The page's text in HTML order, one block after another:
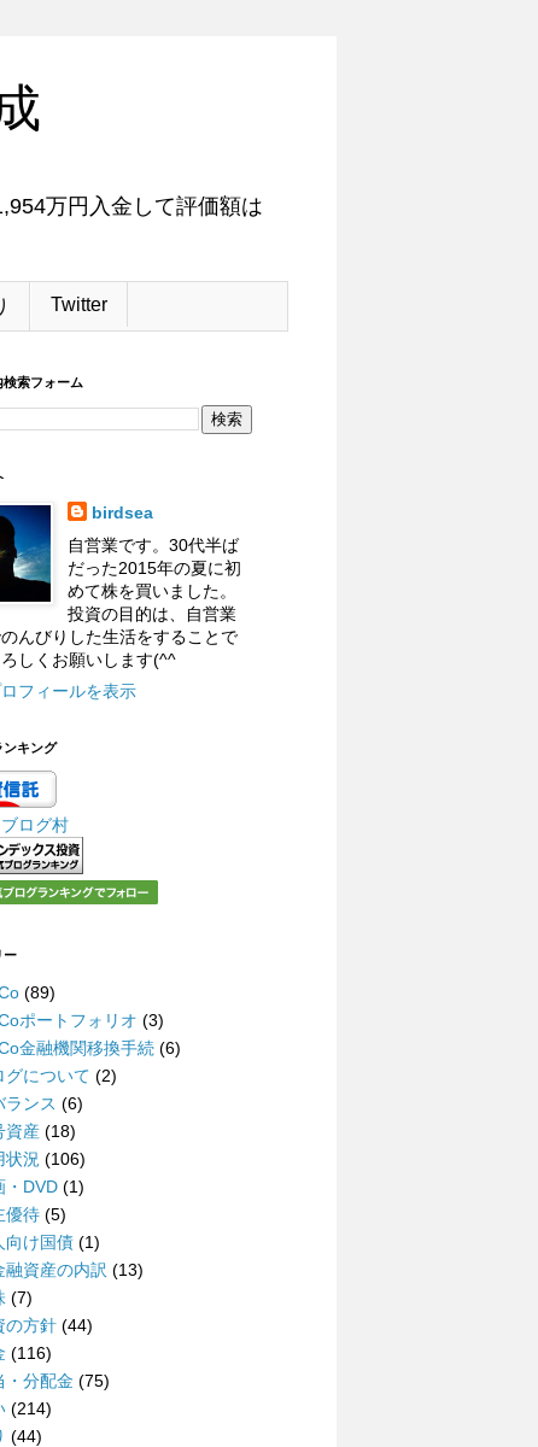
万円入金して評価額は
Twitter
検索フォーム
birdsea
自営業です。30代半ば
だった2015年の夏に初
めて株を買いました。
投資の目的は、自営業
んびりした生活をすることで
しくお願いします(^^
フィールを表示
ンキング
ログ村
ー
(89)
ポートフォリオ (3)
金融機関移換手続 (6)
グについて (2)
ランス (6)
資産 (18)
状況 (106)
・DVD (1)
優待 (5)
向け国債 (1)
融資産の内訳 (13)
(7)
の方針 (44)
(116)
・分配金 (75)
(214)
(44)